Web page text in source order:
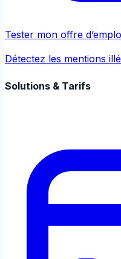
Tester mon offre
Détectez les mentions
Solutions & Tarifs